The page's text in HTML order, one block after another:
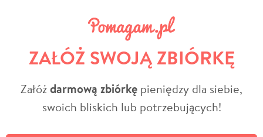
ZAŁÓŻ SWOJĄ ZBIÓRKĘ
Załóżdarmową zbiórkę pieniędzy dla siebie,
swoich bliskich lub potrzebujących!